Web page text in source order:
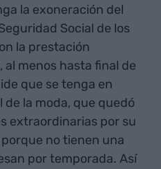
la exoneración del
Social de los
la prestación
menos hasta final de
que se tenga en
la moda, que quedó
extraordinarias por su
no tienen una
por temporada. Así